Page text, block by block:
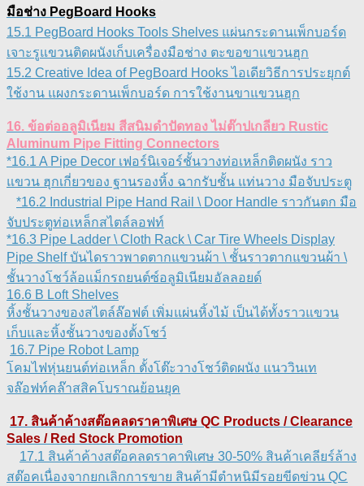
มือช่าง PegBoard Hooks
15.1 PegBoard Hooks Tools Shelves แผ่นกระดานเพ็กบอร์ด
เจาะรูแขวนติดผนังเก็บเครื่องมือช่าง ตะขอขาแขวนฮุก
15.2 Creative Idea of PegBoard Hooks ไอเดียวิธีการประยุกต์
ใช้งาน แผงกระดานเพ็กบอร์ด การใช้งานขาแขวนฮุก
16. ข้อต่ออลูมิเนียม สีสนิมดำปัดทอง ไม่ต๊าปเกลียว Rustic
Aluminum Pipe Fitting Connectors
*16.1 A Pipe Decor เฟอร์นิเจอร์ชั้นวางท่อเหล็กติดผนัง ราว
แขวน ฮุกเกี่ยวของ ฐานรองหิ้ง ฉากรับชั้น แท่นวาง มือจับประตู
*16.2 Industrial Pipe Hand Rail \ Door Handle ราวกันตก มือ
จับประตูท่อเหล็กสไตล์ลอฟท์
*16.3 Pipe Ladder \ Cloth Rack \ Car Tire Wheels Display
Pipe Shelf บันไดราวพาดตากแขวนผ้า \ ชั้นราวตากแขวนผ้า \
ชั้นวางโชว์ล้อแม็กรถยนต์ซ์อลูมิเนียมอัลลอยด์
16.6 B Loft Shelves
หิ้งชั้นวางของสไตล์ล๊อฟต์ เพิ่มแผ่นหิ้งไม้ เป็นได้ทั้งราวแขวน
เก็บและหิ้งชั้นวางของตั้งโชว์
16.7 Pipe Robot Lamp
โคมไฟหุ่นยนต์ท่อเหล็ก ตั้งโต๊ะวางโชว์ติดผนัง แนววินเท
จล๊อฟท์คล๊าสสิคโบราณย้อนยุค
17. สินค้าค้างสต๊อคลดราคาพิเศษ QC Products / Clearance
Sales / Red Stock Promotion
17.1 สินค้าค้างสต๊อคลดราคาพิเศษ 30-50% สินค้าเคลียร์ล้าง
สต๊อคเนื่องจากยกเลิกการขาย สินค้ามีตำหนิมีรอยขีดข่วน QC